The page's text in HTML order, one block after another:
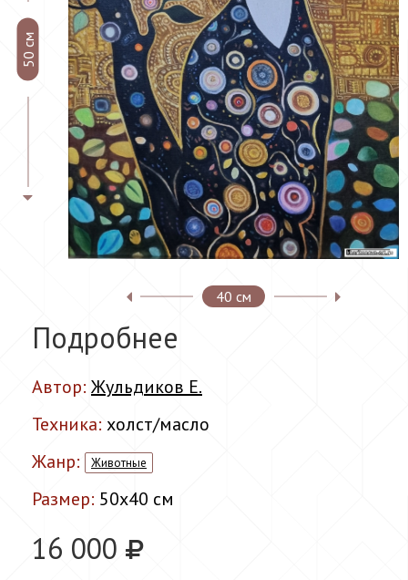
40 см
50 см
Подробнее
Автор: Жульдиков Е.
Техника: холст/масло
Жанр:
Животные
Размер: 50x40 см
16 000